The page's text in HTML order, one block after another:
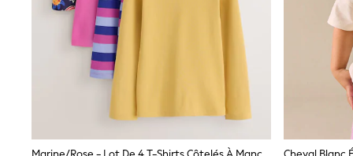
Gaming
Harry Potter
Spider man
New In
Trainers
Hoodies & Sweatshirts
T-Shirts & Vests
Leggings
Swim
adidas